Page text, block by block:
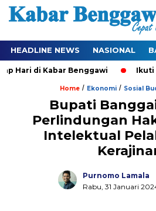
HEADLINE NEWS NASIONAL
di Kabar Benggawi Ikuti
Home / Ekonomi / Sosial
Bupati
Perlindungan
Intelektual
Purnomo Lamala
Rabu, 31 Januari